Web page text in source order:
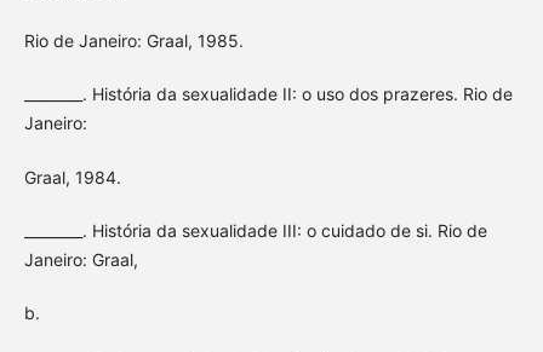
Rio de Janeiro: Graal, 1985.
________. História da sexualidade II: o uso dos prazeres. Rio de
Janeiro:
Graal, 1984.
________. História da sexualidade III: o cuidado de si. Rio de
Janeiro: Graal,
b.